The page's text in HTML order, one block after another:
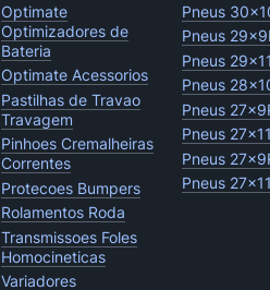
Optimate
Optimizadores de
Bateria
Optimate Acessorios
Pastilhas de Travao
Travagem
Pinhoes Cremalheiras
Correntes
Protecoes Bumpers
Rolamentos Roda
Transmissoes Foles
Homocineticas
Variadores
Pneus
Pneus
Pneus
Pneus
Pneus
Pneus
Pneus
Pneus